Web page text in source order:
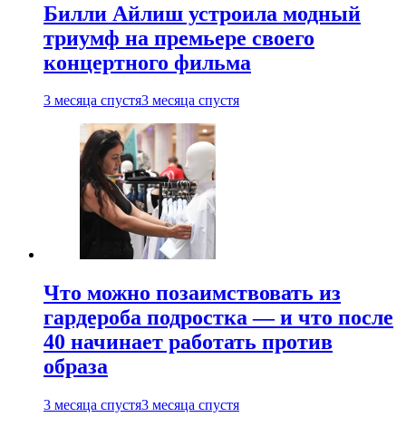
Билли Айлиш устроила модный
триумф на премьере своего
концертного фильма
3 месяца спустя3 месяца спустя
Что можно позаимствовать из
гардероба подростка — и что после
40 начинает работать против
образа
3 месяца спустя3 месяца спустя